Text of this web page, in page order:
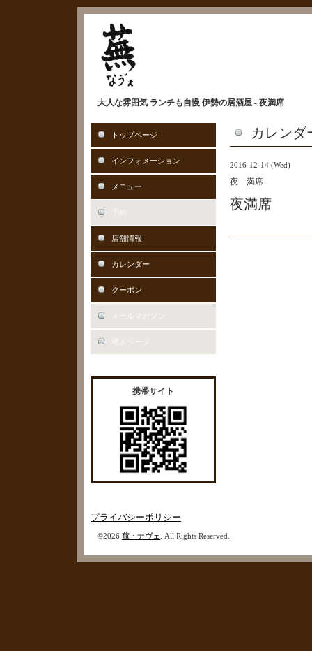
大人な雰囲気 ランチも自慢 伊勢の居酒屋 - 夜満席
カレンダ
2016-12-14 (Wed)
夜 満席
夜満席
トップページ
インフォメーション
メニュー
予約
店舗情報
カレンダー
クーポン
メールマガジン
求人ページ
携帯サイト
プライバシーポリシー
©2026 蕪・ナヴェ . All Rights Reserved.